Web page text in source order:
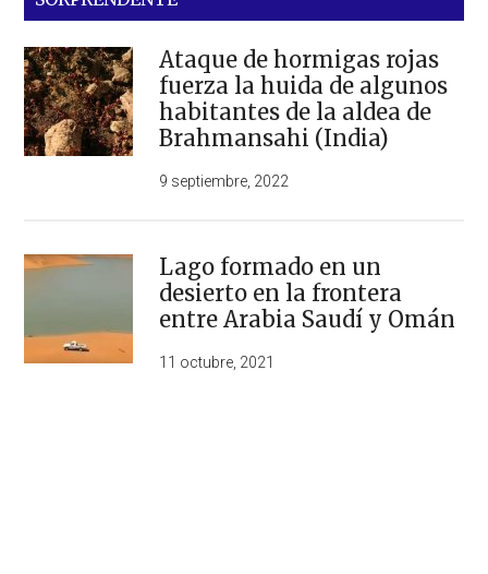
Ataque de hormigas rojas
fuerza la huida de algunos
habitantes de la aldea de
Brahmansahi (India)
9 septiembre, 2022
Lago formado en un
desierto en la frontera
entre Arabia Saudí y Omán
11 octubre, 2021